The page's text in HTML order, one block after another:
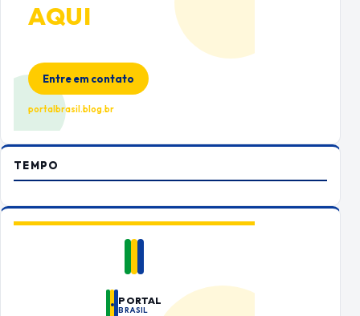
AQUI
Entre em contato
portalbrasil.blog.br
TEMPO
PORTAL
BRASIL